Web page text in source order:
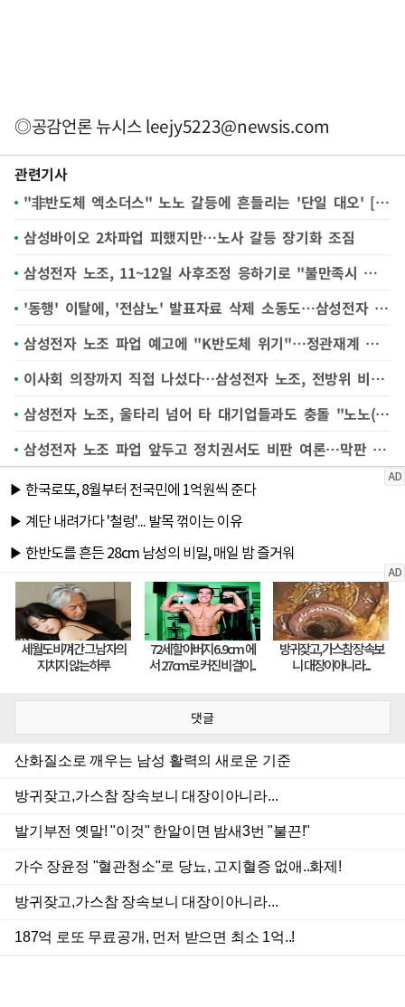
◎공감언론 뉴시스leejy5223@newsis.com
관련기사
"非반도체 엑소더스" 노노 갈등에 흔들리는 '단일 대오' [삼성전자 파업 전운②]
삼성바이오 2차파업 피했지만…노사 갈등 장기화 조짐
삼성전자 노조, 11~12일 사후조정 응하기로 "불만족시 총파업"
'동행' 이탈에, '전삼노' 발표자료 삭제 소동도…삼성전자 노조 갈등 '수면 위'
삼성전자 노조 파업 예고에 "K반도체 위기"…정관재계 각계각층서 제언 쏟아져
이사회 의장까지 직접 나섰다…삼성전자 노조, 전방위 비판에 파업 동력 흔들리나
삼성전자 노조, 울타리 넘어 타 대기업들과도 충돌 "노노(勞勞)갈등 외부로 번져"
삼성전자 노조 파업 앞두고 정치권서도 비판 여론…막판 타협 가능성은?
댓글